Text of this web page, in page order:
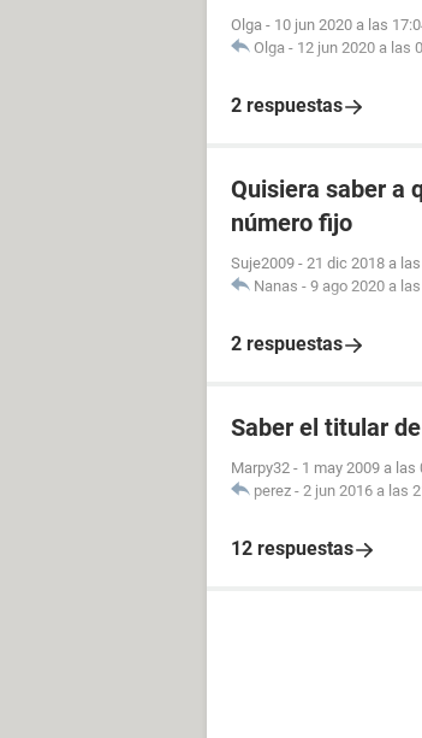
Olga - 10 jun 2020 a las
Olga - 12 jun 2020 a las
2 respuestas
Quisiera saber a
número fijo
Suje2009 - 21 dic 2018 a
Nanas - 9 ago 2020 a
2 respuestas
Saber el titular
Marpy32 - 1 may 2009 a las
perez - 2 jun 2016 a las
12 respuestas